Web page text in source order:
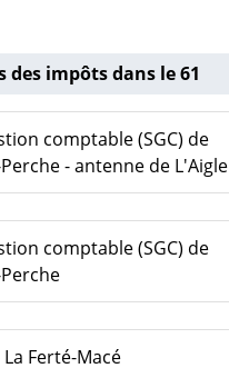
des impôts dans le 61
comptable (SGC) de
- antenne de L'Aigle
comptable (SGC) de
Ferté-Macé